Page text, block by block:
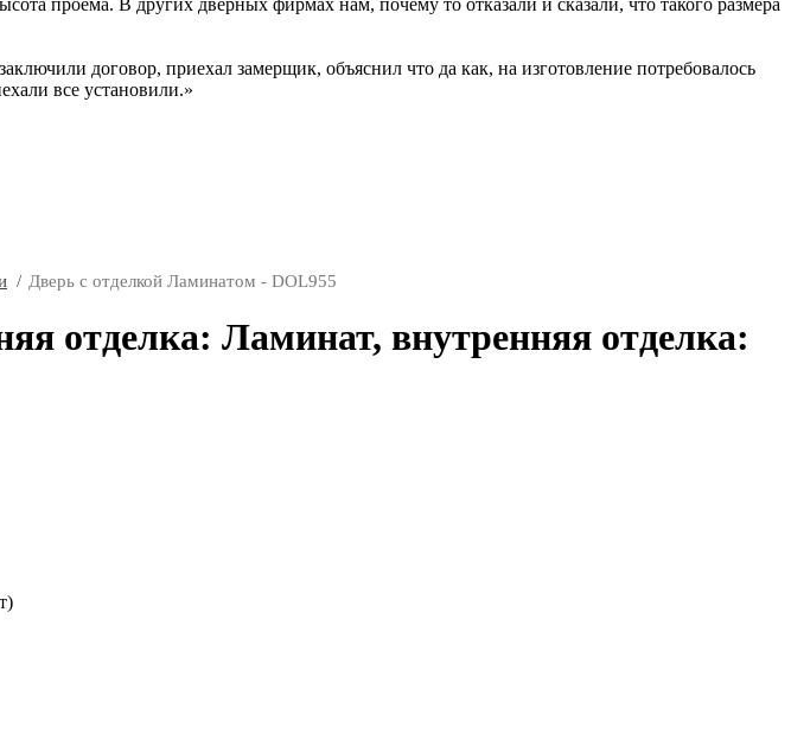
договор, приехал замерщик, объяснил что да как, на изготовление потребовалось
все установили.
Дверь с отделкой Ламинатом - DOL955
отделка: Ламинат, внутренняя отделка: